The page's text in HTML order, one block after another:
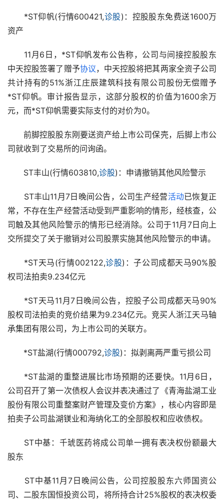
*ST仰帆(行情600421,诊股)：控股股东免费送1600万
资产
11月6日，*ST仰帆发布公告称，公司与间接控股股东
中天控股签署了赠予协议，中天控股将把其两家全资子公司
共计持有的51%浙江庄辰建筑科技有限公司股份无偿赠予
*ST仰帆。审计报告显示，这部分股权的价值为1600余万
元，而*ST仰帆需要实际支付的对价为0。
前脚控股股东刚要送资产给上市公司保壳，后脚上市公
司就收到了交易所的问询函。
ST丰山(行情603810,诊股)：申请撤销其他风险警示
ST丰山11月7日晚间公告，公司生产经营活动已恢复正
常，不存在生产经营活动受到严重影响的情形，经核查，公
司触及其他风险警示的情形已经消除。公司于11月7日向上
交所提交了关于撤销对公司股票实施其他风险警示的申请。
*ST天马(行情002122,诊股)：子公司成都天马90%股
权司法拍卖9.234亿元
*ST天马11月7日晚间公告，控股子公司成都天马90%
股权司法拍卖的竞价结果为9.234亿元。竞买人浙江天马轴
承集团有限公司，为上市公司的关联方。
*ST盐湖(行情000792,诊股)：拟剥离两严重亏损公司
*ST盐湖的重整进展比市场预期的还要快。11月6日，
公司召开了第一次债权人会议并表决通过了《青海盐湖工业
股份有限公司重整案财产管理及变价方案》，核心内容即是
拍卖子公司盐湖镁业和海纳化工的全部股权和应收债权。
ST中基：千琥医药将成公司单一拥有表决权份额最大
股东
ST中基11月7日晚间公告，公司控股股东六师国资公
司、二股东国恒投资公司，将所持合计25%股权的表决权委